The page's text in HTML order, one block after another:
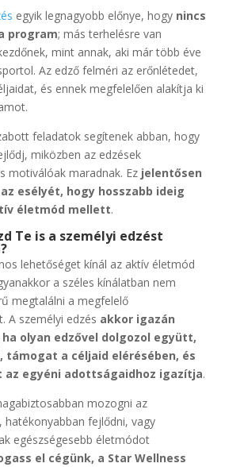
egyik legnagyobb előnye, hogy nincs
program; más terhelésre van
mint annak, aki már több éve
Az edző felméri az erőnlétedet,
és ennek megfelelően alakítja ki
feladatok segítenek abban, hogy
miközben az edzések
motiválóak maradnak. Ez jelentősen
esélyét, hogy hosszabb ideig
életmód mellett.
Te is a személyi edzést
lehetőséget kínál az aktív életmód
a széles kínálatban nem
megtalálni a megfelelő
A személyi edzés akkor igazán
olyan edzővel dolgozol együtt,
támogat a céljaid elérésében, és
az egyéni adottságaidhoz igazítja.
mozogni az
hatékonyabban fejlődni, vagy
egészségesebb életmódot
el cégünk, a Star Wellness